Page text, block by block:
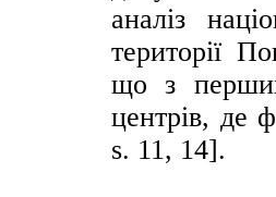
аналіз
території
що з
центрів, де
s. 11, 14].